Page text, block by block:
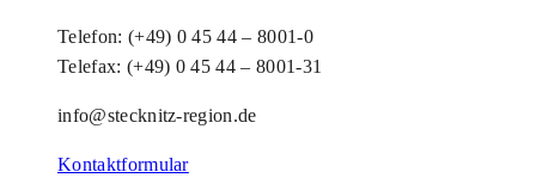
Telefon: (+49) 0 45 44 – 8001-0
Telefax: (+49) 0 45 44 – 8001-31
info@stecknitz-region.de
Kontaktformular